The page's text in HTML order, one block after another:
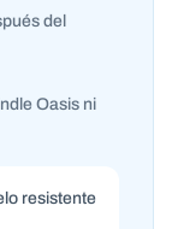
del
Oasis ni
resistente